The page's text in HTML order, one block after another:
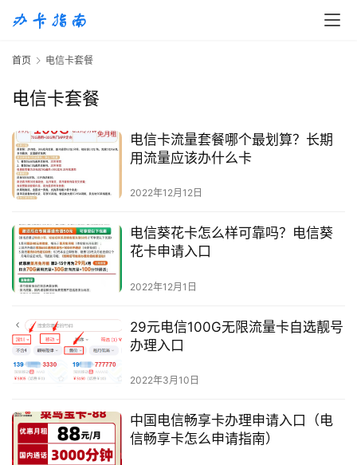
页
移
动
S
I
M
联
通
套
卡
电
流
量
卡
首页 电信卡套餐
电信卡套餐
电信卡流量套餐哪个最划算？长期
用流量应该办什么卡
2022年12月12日
电信葵花卡怎么样可靠吗？电信葵
花卡申请入口
2022年12月1日
29元电信100G无限流量卡自选靓号
办理入口
2022年3月10日
中国电信畅享卡办理申请入口（电
信畅享卡怎么申请指南）